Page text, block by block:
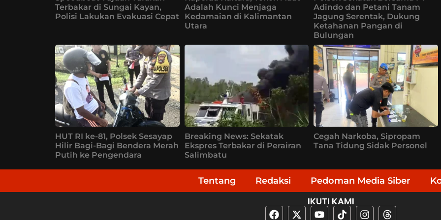
Terbakar di Sungai Kayan,
Polisi Lakukan Evakuasi Cepat
Adalah Kunci Menjaga
Kedamaian di Kalimantan
Utara
Adindo dan Petani Tanam
Jagung Serentak, Dukung
Ketahanan Pangan di
Bulungan
HUT RI ke-81, Polsek Sesayap
Hilir Bagi-Bagi Bendera Merah
Putih ke Pengendara
Breaking News: Sekatak
Ekspres Terbakar di Perairan
Salimbatu
Cegah Narkoba, Sipropam
Tana Tidung Sidak Personel
Tentang Redaksi Pedoman Media Siber
IKUTI KAMI